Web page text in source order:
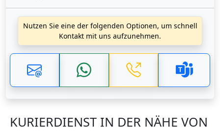
Nutzen Sie eine der folgenden Optionen, um schnell
Kontakt mit uns aufzunehmen.
KURIERDIENST IN DER NÄHE VON